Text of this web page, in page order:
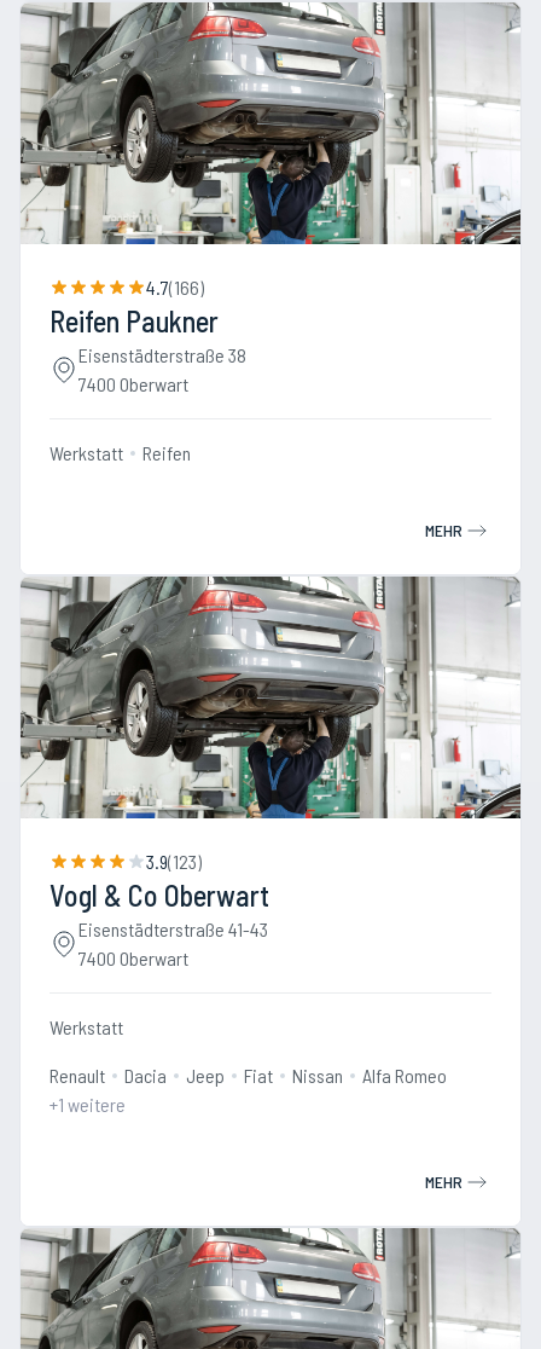
4.7(166)
Reifen Paukner
Eisenstädterstraße 38
7400 Oberwart
Werkstatt Reifen
MEHR
3.9(123)
Vogl & Co Oberwart
Eisenstädterstraße 41-43
7400 Oberwart
Werkstatt
Renault Dacia Jeep Fiat Nissan
Alfa Romeo
+1 weitere
MEHR